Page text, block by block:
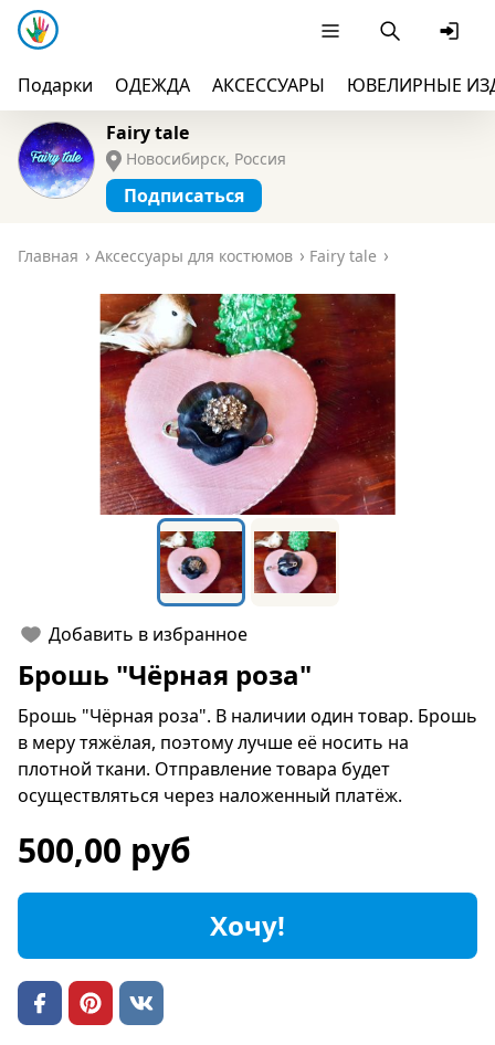
Подарки ОДЕЖДА АКСЕССУАРЫ
ЮВЕЛИРНЫЕ
Fairy tale
Новосибирск, Россия
Подписаться
Главная Аксессуары для костюмов Fairy tale
Добавить в избранное
Брошь "Чёрная роза"
Брошь "Чёрная роза". В наличии один товар. Брошь
в меру тяжёлая, поэтому лучше её носить на
плотной ткани. Отправление товара будет
осуществляться через наложенный платёж.
500,00 руб
Хочу!